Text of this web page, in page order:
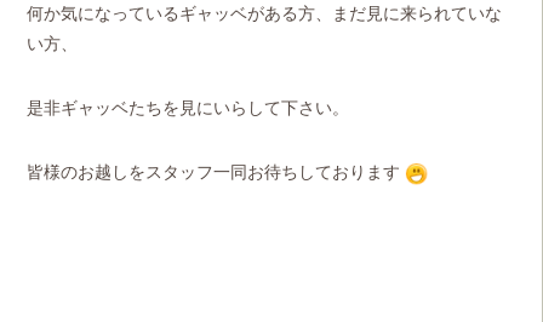
何か気になっているギャッベがある方、まだ見に来られていな
い方、
是非ギャッベたちを見にいらして下さい。
皆様のお越しをスタッフ一同お待ちしております